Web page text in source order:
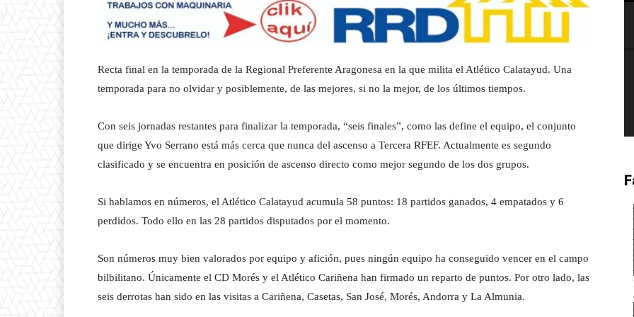
Recta final en la temporada de la Regional Preferente Aragonesa en la que milita el Atlético Calatayud. Una
temporada para no olvidar y posiblemente, de las mejores, si no la mejor, de los últimos tiempos.
Con seis jornadas restantes para finalizar la temporada, “seis finales”, como las define el equipo, el conjunto
que dirige Yvo Serrano está más cerca que nunca del ascenso a Tercera RFEF. Actualmente es segundo
clasificado y se encuentra en posición de ascenso directo como mejor segundo de los dos grupos.
Si hablamos en números, el Atlético Calatayud acumula 58 puntos: 18 partidos ganados, 4 empatados y 6
perdidos. Todo ello en las 28 partidos disputados por el momento.
Son números muy bien valorados por equipo y afición, pues ningún equipo ha conseguido vencer en el campo
bilbilitano. Únicamente el CD Morés y el Atlético Cariñena han firmado un reparto de puntos. Por otro lado, las
seis derrotas han sido en las visitas a Cariñena, Casetas, San José, Morés, Andorra y La Almunia.